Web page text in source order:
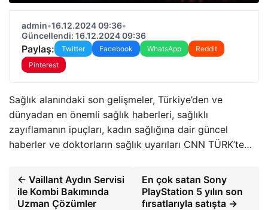
admin•16.12.2024 09:36•
Güncellendi: 16.12.2024 09:36
Paylaş: Twitter Facebook WhatsApp
Reddit
Pinterest
Sağlık alanındaki son gelişmeler, Türkiye’den ve
dünyadan en önemli sağlık haberleri, sağlıklı
zayıflamanın ipuçları, kadın sağlığına dair güncel
haberler ve doktorların sağlık uyarıları CNN TÜRK’te…
← Vaillant Aydın Servisi
ile Kombi Bakımında
Uzman Çözümler
En çok satan Sony
PlayStation 5 yılın son
fırsatlarıyla satışta →